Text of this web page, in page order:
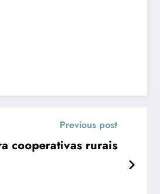
Previous post
cooperativas rurais